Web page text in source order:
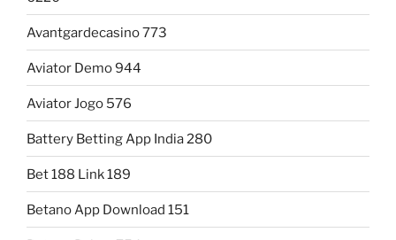
Avantgardecasino 773
Aviator Demo 944
Aviator Jogo 576
Battery Betting App India 280
Bet 188 Link 189
Betano App Download 151